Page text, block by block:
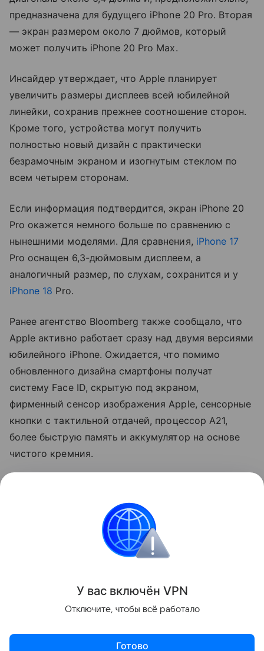
предназначена для будущего iPhone 20 Pro. Вторая
— экран размером около 7 дюймов, который
может получить iPhone 20 Pro Max.
Инсайдер утверждает, что Apple планирует
увеличить размеры дисплеев всей юбилейной
линейки, сохранив прежнее соотношение сторон.
Кроме того, устройства могут получить
полностью новый дизайн с практически
безрамочным экраном и изогнутым стеклом по
всем четырем сторонам.
Если информация подтвердится, экран iPhone 20
Pro окажется немного больше по сравнению с
нынешними моделями. Для сравнения, iPhone 17
Pro оснащен 6,3-дюймовым дисплеем, а
аналогичный размер, по слухам, сохранится и у
iPhone 18 Pro.
Ранее агентство Bloomberg также сообщало, что
Apple активно работает сразу над двумя версиями
юбилейного iPhone. Ожидается, что помимо
обновленного дизайна смартфоны получат
систему Face ID, скрытую под экраном,
фирменный сенсор изображения Apple, сенсорные
кнопки с тактильной отдачей, процессор A21,
более быструю память и аккумулятор на основе
чистого кремния.
первом складном iPhone.
смартфоны
Поделиться
У вас включён VPN
Отключите, чтобы всё работало
Готово